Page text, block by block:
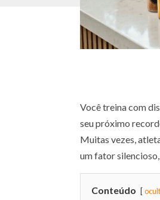
Você treina com
seu próximo
Muitas vezes,
um fator
Conteúdo